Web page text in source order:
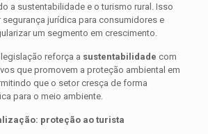
a sustentabilidade e o turismo rural. Isso
jurídica para consumidores e
um segmento em crescimento.
reforça a sustentabilidade com
que promovem a proteção ambiental em
que o setor cresça de forma
para o meio ambiente.
proteção ao turista